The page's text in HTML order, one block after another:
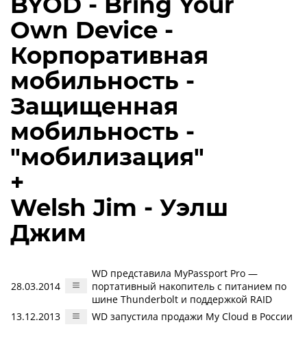
Own Device -
Корпоративная
мобильность -
Защищенная
мобильность -
"мобилизация"
+
Welsh Jim - Уэлш
Джим
28.03.2014
WD представила MyPassport Pro —
портативный накопитель с питанием по
шине Thunderbolt и поддержкой RAID
13.12.2013
WD запустила продажи My Cloud в России